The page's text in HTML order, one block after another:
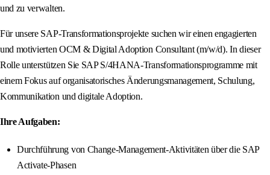
und zu verwalten.
Für unsere SAP-Transformationsprojekte suchen wir einen engagierten
und motivierten OCM & Digital Adoption Consultant (m/w/d). In dieser
Rolle unterstützen Sie SAP S/4HANA-Transformationsprogramme mit
einem Fokus auf organisatorisches Änderungsmanagement, Schulung,
Kommunikation und digitale Adoption.
Ihre Aufgaben:
Durchführung von Change-Management-Aktivitäten über die SAP
Activate-Phasen